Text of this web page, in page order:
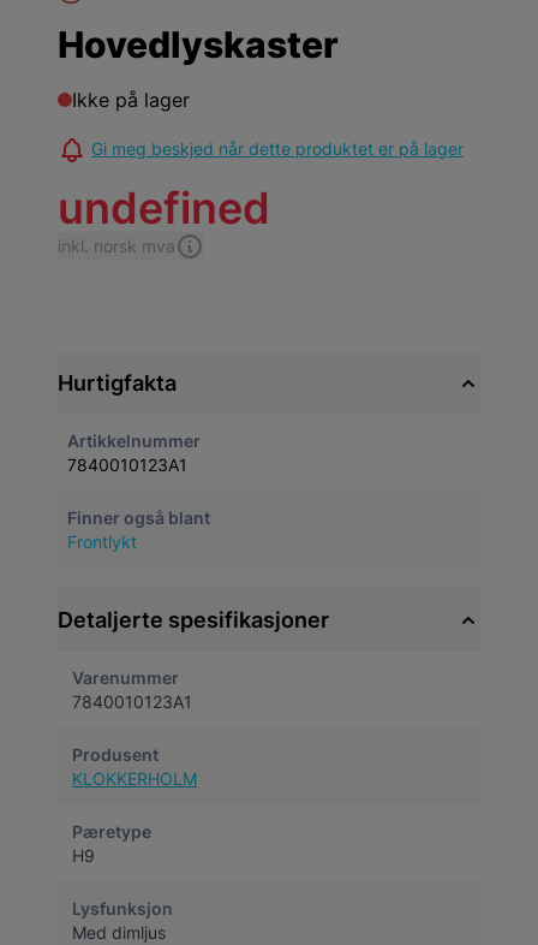
Hovedlyskaster
Ikke på lager
Gi meg beskjed når dette produktet er på lager
undefined
inkl. norsk mva
Hurtigfakta
Artikkelnummer
7840010123A1
Finner også blant
Frontlykt
Detaljerte spesifikasjoner
Varenummer
7840010123A1
Produsent
KLOKKERHOLM
Pæretype
H9
Lysfunksjon
Med dimljus